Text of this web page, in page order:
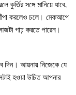
সঙ্গে মানিয়ে যাবে,
করলেও চলে। মেকআপে
গাঢ় করতে পারেন।
দিন। আয়নায় নিজেকে যে
হওয়া উচিত আপনার